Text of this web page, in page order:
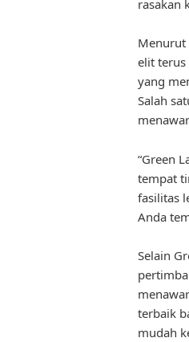
rasakan
Menurut
elit terus
yang
Salah
“Green
tempat
fasilitas
Anda
Selain
terbaik
mudah